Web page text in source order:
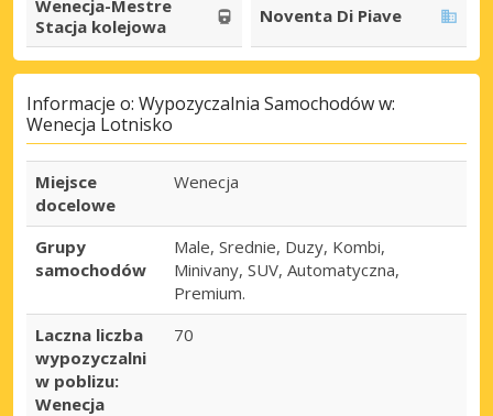
Wenecja-Mestre
Stacja kolejowa
Noventa Di Piave
Informacje o: Wypozyczalnia Samochodów w:
Wenecja Lotnisko
Miejsce
docelowe
Wenecja
Grupy
samochodów
Male, Srednie, Duzy, Kombi,
Minivany, SUV, Automatyczna,
Premium.
Laczna liczba
wypozyczalni
w poblizu:
Wenecja
70